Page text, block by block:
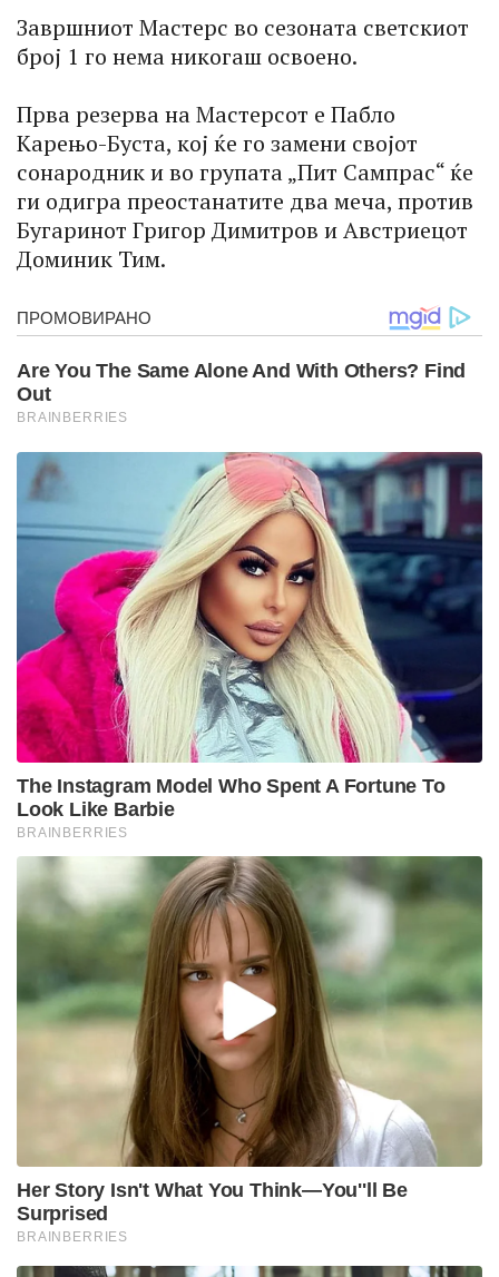
Завршниот Мастерс во сезоната светскиот
број 1 го нема никогаш освоено.
Прва резерва на Мастерсот е Пабло
Карењо-Буста, кој ќе го замени својот
сонародник и во групата „Пит Сампрас“ ќе
ги одигра преостанатите два меча, против
Бугаринот Григор Димитров и Австриецот
Доминик Тим.